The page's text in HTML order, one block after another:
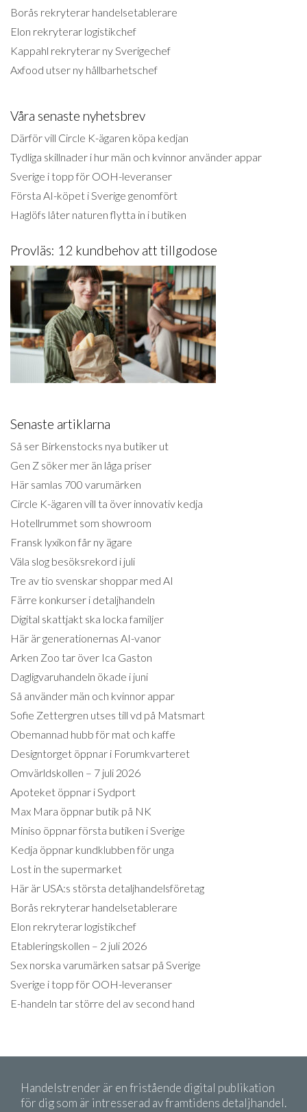
Borås rekryterar handelsetablerare
Elon rekryterar logistikchef
Kappahl rekryterar ny Sverigechef
Axfood utser ny hållbarhetschef
Våra senaste nyhetsbrev
Därför vill Circle K-ägaren köpa kedjan
Tydliga skillnader i hur män och kvinnor använder appar
Sverige i topp för OOH-leveranser
Första AI-köpet i Sverige genomfört
Haglöfs låter naturen flytta in i butiken
Provläs: 12 kundbehov att tillgodose
Senaste artiklarna
Så ser Birkenstocks nya butiker ut
Gen Z söker mer än låga priser
Här samlas 700 varumärken
Circle K-ägaren vill ta över innovativ kedja
Hotellrummet som showroom
Fransk lyxikon får ny ägare
Väla slog besöksrekord i juli
Tre av tio svenskar shoppar med AI
Färre konkurser i detaljhandeln
Digital skattjakt ska locka familjer
Här är generationernas AI-vanor
Arken Zoo tar över Ica Gaston
Dagligvaruhandeln ökade i juni
Så använder män och kvinnor appar
Sofie Zettergren utses till vd på Matsmart
Obemannad hubb för mat och kaffe
Designtorget öppnar i Forumkvarteret
Omvärldskollen – 7 juli 2026
Apoteket öppnar i Sydport
Max Mara öppnar butik på NK
Miniso öppnar första butiken i Sverige
Kedja öppnar kundklubben för unga
Lost in the supermarket
Här är USA:s största detaljhandelsföretag
Borås rekryterar handelsetablerare
Elon rekryterar logistikchef
Etableringskollen – 2 juli 2026
Sex norska varumärken satsar på Sverige
Sverige i topp för OOH-leveranser
E-handeln tar större del av second hand
Handelstrender är en fristående digital publikation
för dig som är intresserad av framtidens detaljhandel.